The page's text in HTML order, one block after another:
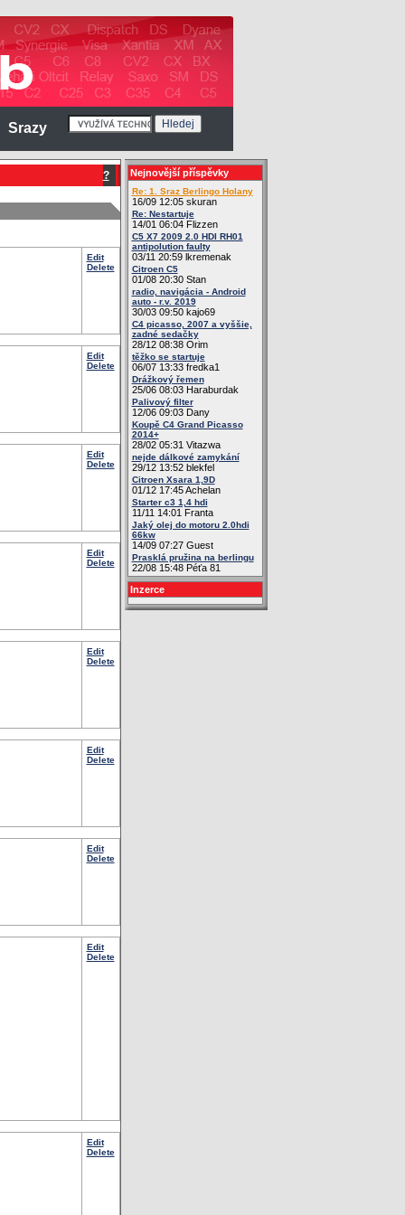
Srazy
?
Edit
Delete
Edit
Delete
Edit
Delete
Edit
Delete
Edit
Delete
Edit
Delete
Edit
Delete
Edit
Delete
Edit
Delete
Nejnovější příspěvky
Re: 1. Sraz Berlingo Holany
16/09 12:05 skuran
Re: Nestartuje
14/01 06:04 Flizzen
C5 X7 2009 2.0 HDI RH01
antipolution faulty
03/11 20:59 lkremenak
Citroen C5
01/08 20:30 Stan
radio, navigácia - Android
auto - r.v. 2019
30/03 09:50 kajo69
C4 picasso, 2007 a vyššie,
zadné sedačky
28/12 08:38 Orim
těžko se startuje
06/07 13:33 fredka1
Drážkový řemen
25/06 08:03 Haraburdak
Palivový filter
12/06 09:03 Dany
Koupě C4 Grand Picasso
2014+
28/02 05:31 Vitazwa
nejde dálkové zamykání
29/12 13:52 blekfel
Citroen Xsara 1,9D
01/12 17:45 Achelan
Starter c3 1,4 hdi
11/11 14:01 Franta
Jaký olej do motoru 2.0hdi
66kw
14/09 07:27 Guest
Prasklá pružina na berlingu
22/08 15:48 Péťa 81
Inzerce